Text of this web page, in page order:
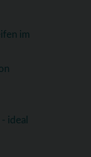
im
ideal